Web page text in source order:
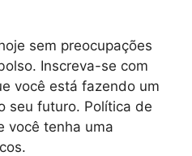
sem preocupações
Inscreva-se com
você está fazendo um
seu futuro. Política de
você tenha uma